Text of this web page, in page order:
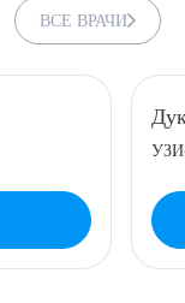
ВСЕ ВРАЧИ